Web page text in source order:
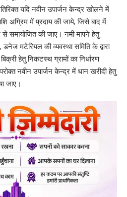
यदि नवीन उपार्जन केन्द्र खोलने में
अग्रिम में प्रदाय की जाये, जिसे बाद में
से समायोजित की जाए। नमी मापने हेतु
डनेज मटेरियल की व्यवस्था समिति के द्वारा
हेतु निकटस्थ ग्रामों का निर्धारण
नवीन उपार्जन केन्द्र में धान खरीदी हेतु
जाए।